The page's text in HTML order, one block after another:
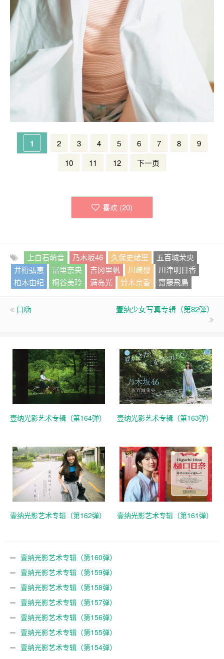
1 2 3 4 5 6 7 8
9
10
11 12 下一页
喜欢 (20)
上白石萌音 乃木坂46 久保史绪里
五百城茉央
井桁弘恵
冨里奈央 吉冈里帆 川崎樱
川津明日香
柏木由纪
桐谷美玲 满岛光 铃木京香 齋藤飛鳥
口嗨 壹纳少女写真专辑（第82弹）
壹纳光影艺术专辑（第164弹） 壹纳光影艺术专辑（第163弹）
壹纳光影艺术专辑（第162弹） 壹纳光影艺术专辑（第161弹）
壹纳光影艺术专辑（第160弹）
壹纳光影艺术专辑（第159弹）
壹纳光影艺术专辑（第158弹）
壹纳光影艺术专辑（第157弹）
壹纳光影艺术专辑（第156弹）
壹纳光影艺术专辑（第155弹）
壹纳光影艺术专辑（第154弹）